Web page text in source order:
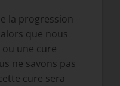
la progression
que nous
une cure
ne savons pas
cure sera